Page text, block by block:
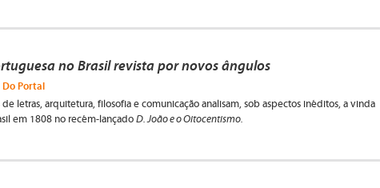
no Brasil revista por novos ângulos
Do Portal
de letras, arquitetura, filosofia e comunicação analisam, sob aspectos inéditos, a vinda
em 1808 no recém-lançado D. João e o Oitocentismo.